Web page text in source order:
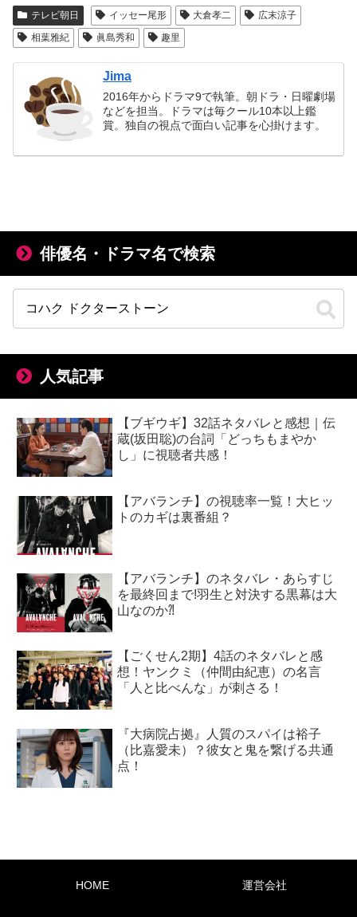
テレビ朝日 イッセー尾形 大倉孝二
広末涼子
相葉雅紀
眞島秀和 趣里
Jima
2016年からドラマ9で執筆。朝ドラ・日曜劇場
などを担当。ドラマは毎クール10本以上鑑
賞。独自の視点で面白い記事を心掛けます。
俳優名・ドラマ名で検索
人気記事
【ブギウギ】32話ネタバレと感想｜伝
蔵(坂田聡)の台詞「どっちもまやか
し」に視聴者共感！
【アバランチ】の視聴率一覧！大ヒッ
トのカギは裏番組？
【アバランチ】のネタバレ・あらすじ
を最終回まで!羽生と対決する黒幕は大
山なのか⁈
【ごくせん2期】4話のネタバレと感
想！ヤンクミ（仲間由紀恵）の名言
「人と比べんな」が刺さる！
『大病院占拠』人質のスパイは裕子
（比嘉愛未）？彼女と鬼を繋げる共通
点！
HOME 運営会社